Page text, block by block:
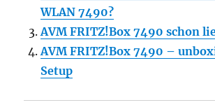
WLAN 7490?
AVM FRITZ!Box 7490 schon
AVM FRITZ!Box 7490 –
Setup